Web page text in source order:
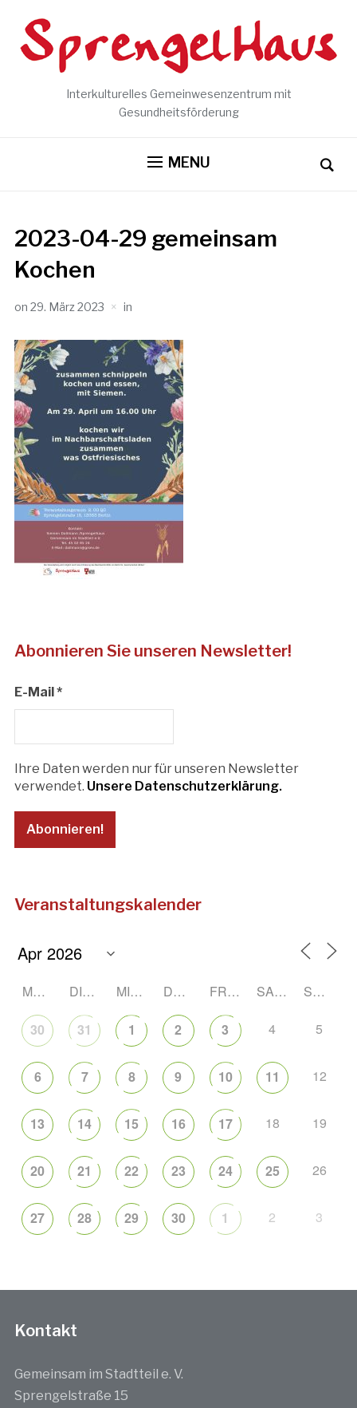
Interkulturelles Gemeinwesenzentrum mit
Gesundheitsförderung
MENU
2023-04-29 gemeinsam
Kochen
on 29. März 2023 in
Abonnieren Sie unseren Newsletter!
E-Mail*
Ihre Daten werden nur für unseren Newsletter
verwendet. Unsere Datenschutzerklärung.
Veranstaltungskalender
MONTAG DIENSTAG MITTWOCH DONNERSTAG FREITAG SAMSTAG SONNTAG
30 31 1 2 3 4 5
6 7 8 9 10 11 12
13 14 15 16 17 18 19
20 21 22 23 24 25 26
27 28 29 30 1 2 3
Kontakt
Gemeinsam im Stadtteil e. V.
Sprengelstraße 15